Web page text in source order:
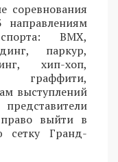
соревнования
BMX,
паркур,
хип-хоп,
граффити,
выступлений
выйти в
сетку Гранд-